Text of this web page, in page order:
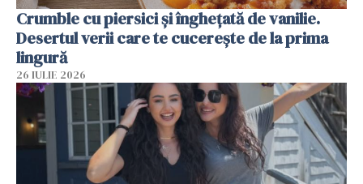
Crumble cu piersici și înghețată de vanilie.
Desertul verii care te cucerește de la prima
lingură
26 IULIE 2026